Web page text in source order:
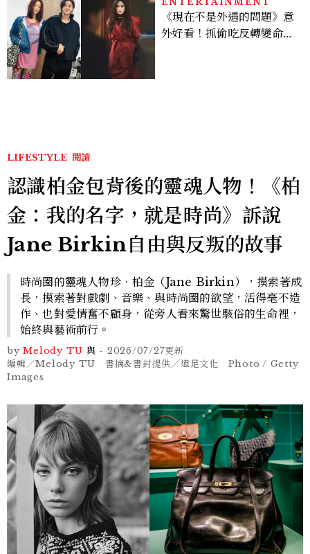
《現在不是外遇的問題》意
外好看！抓偷吃反轉變命
LIFESTYLE 閱讀
認識柏金包背後的靈魂人物！《柏
金：我的名字，就是時尚》訴說
Jane Birkin自由與反叛的故事
時尚圈的靈魂人物珍．柏金（Jane Birkin），摸索著成
長，摸索著對戲劇、音樂、與時尚圈的欲望，活得毫不造
作、也對愛情奮不顧身，從旁人看來驚世駭俗的生命裡，
始終與藝術前行。
by Melody TU 與 - 2026/07/27更新
編輯／Melody TU 書摘&書封提供／遠足文化 Photo / Getty
Images